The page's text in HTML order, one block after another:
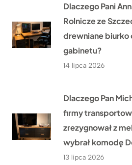
Dlaczego Pani
Rolnicze ze
drewniane biurko
gabinetu?
14 lipca 2026
Dlaczego Pan
firmy
zrezygnował z
wybrał komodę
13 lipca 2026